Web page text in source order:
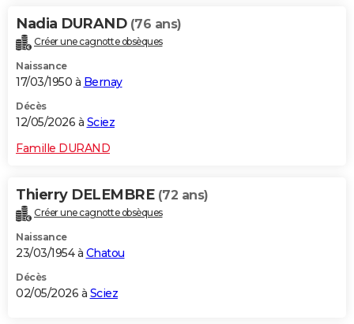
Bricolage
Lifestyle
Culture
Television
Voyage
Nadia DURAND (76 ans)
Créer une cagnotte obsèques
Naissance
17/03/1950 à Bernay
Décès
12/05/2026 à Sciez
Famille DURAND
Thierry DELEMBRE (72 ans)
Créer une cagnotte obsèques
Naissance
23/03/1954 à Chatou
Décès
02/05/2026 à Sciez